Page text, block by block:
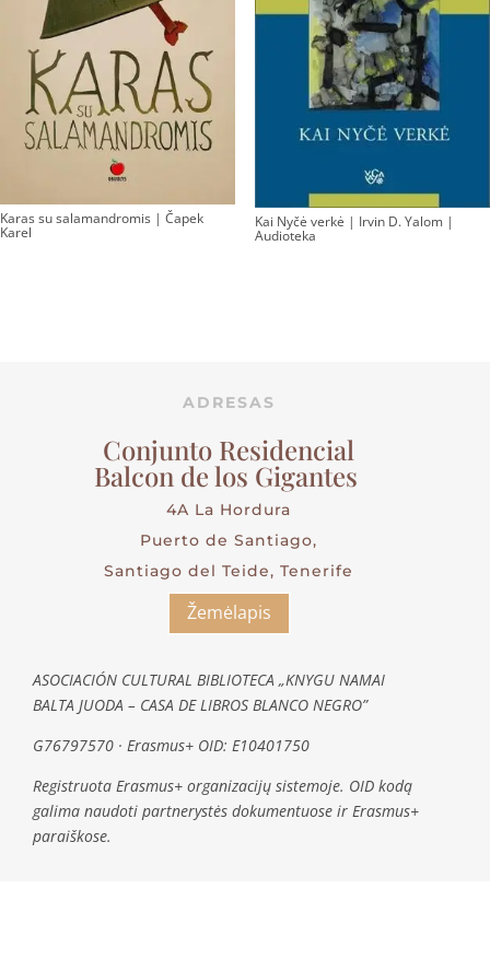
Karas su salamandromis | Čapek
Karel
Kai Nyčė verkė | Irvin D. Yalom |
Audioteka
ADRESAS
Conjunto Residencial
Balcon de los Gigantes
4A La Hordura
Puerto de Santiago,
Santiago del Teide, Tenerife
Žemėlapis
ASOCIACIÓN CULTURAL BIBLIOTECA „KNYGU NAMAI
BALTA JUODA – CASA DE LIBROS BLANCO NEGRO”
G76797570 · Erasmus+ OID: E10401750
Registruota Erasmus+ organizacijų sistemoje. OID kodą
galima naudoti partnerystės dokumentuose ir Erasmus+
paraiškose.